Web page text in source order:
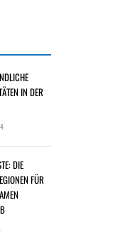
IN DER
DIE
FÜR